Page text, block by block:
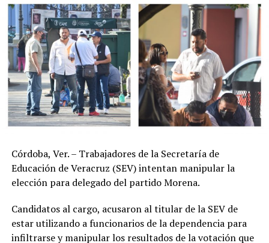
Córdoba, Ver. – Trabajadores de la Secretaría de
Educación de Veracruz (SEV) intentan manipular la
elección para delegado del partido Morena.
Candidatos al cargo, acusaron al titular de la SEV de
estar utilizando a funcionarios de la dependencia para
infiltrarse y manipular los resultados de la votación que